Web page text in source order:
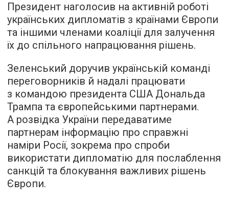
Президент наголосив на активній роботі
українських дипломатів з країнами Європи
та іншими членами коаліції для залучення
їх до спільного напрацювання рішень.
Зеленський доручив українській команді
переговорників й надалі працювати
з командою президента США Дональда
Трампа та європейськими партнерами.
А розвідка України передаватиме
партнерам інформацію про справжні
наміри Росії, зокрема про спроби
використати дипломатію для послаблення
санкцій та блокування важливих рішень
Європи.